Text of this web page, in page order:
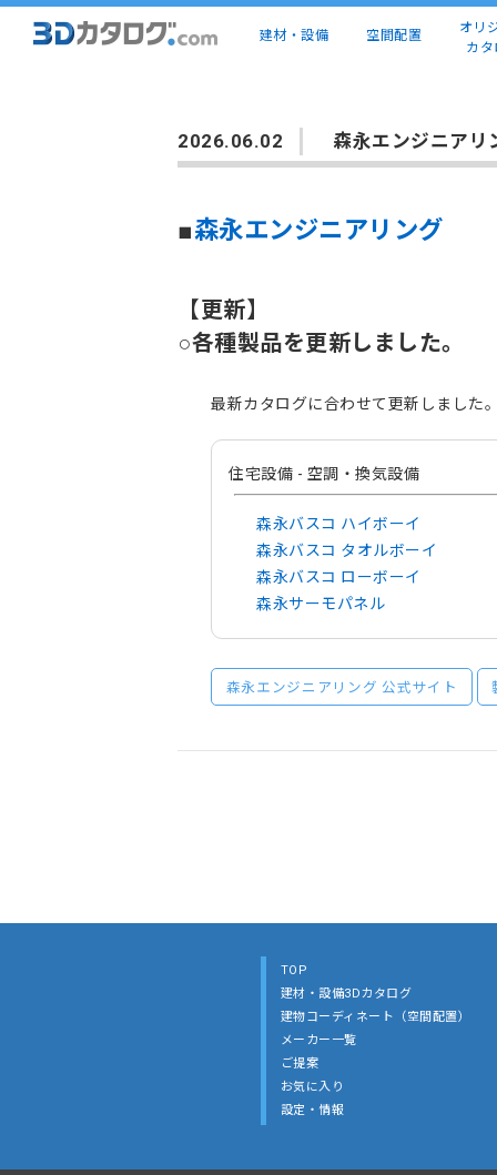
建材・設備 空間配置
オリ
カタ
2026.06.02 森永エンジニアリ
■森永エンジニアリング
【更新】
○各種製品を更新しました。
最新カタログに合わせて更新しました
住宅設備 - 空調・換気設備
森永バスコ ハイボーイ
森永バスコ タオルボーイ
森永バスコ ローボーイ
森永サーモパネル
森永エンジニアリング 公式サイト
TOP
建材・設備3Dカタログ
建物コーディネート（空間配置）
メーカー一覧
ご提案
お気に入り
設定・情報